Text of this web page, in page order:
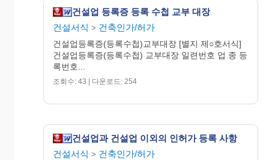
↓
대장정
건설업 등록증 등록 수첩 교부 대장
건설서식 > 건축인가/허가
건설업등록증(등록수첩)교부대장 [별지 제○호서식]
건설업등록증(등록수첩) 교부대장 일련번호 업 종 등
록번호...
조회수: 43 | 다운로드: 254
건설업과 건설업 이외의 인허가 등록 사항
건설서식 > 건축인가/허가